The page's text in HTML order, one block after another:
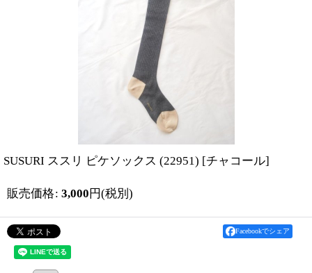
SUSURI ススリ ピケソックス (22951) [チャコール]
販売価格: 3,000 円(税別)
Facebookでシェア